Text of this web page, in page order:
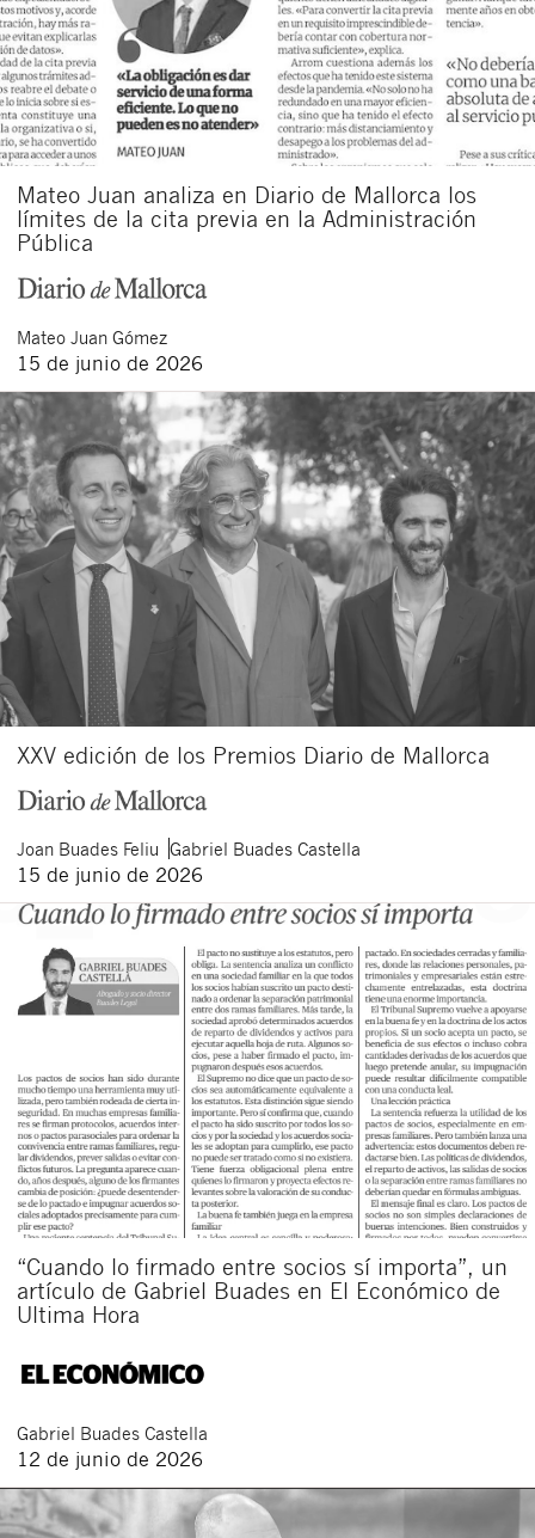
Mateo Juan analiza en Diario de Mallorca los
límites de la cita previa en la Administración
Pública
Mateo Juan Gómez
15 de junio de 2026
XXV edición de los Premios Diario de Mallorca
Joan Buades Feliu Gabriel Buades Castella
15 de junio de 2026
“Cuando lo firmado entre socios sí importa”, un
artículo de Gabriel Buades en El Económico de
Ultima Hora
Gabriel Buades Castella
12 de junio de 2026